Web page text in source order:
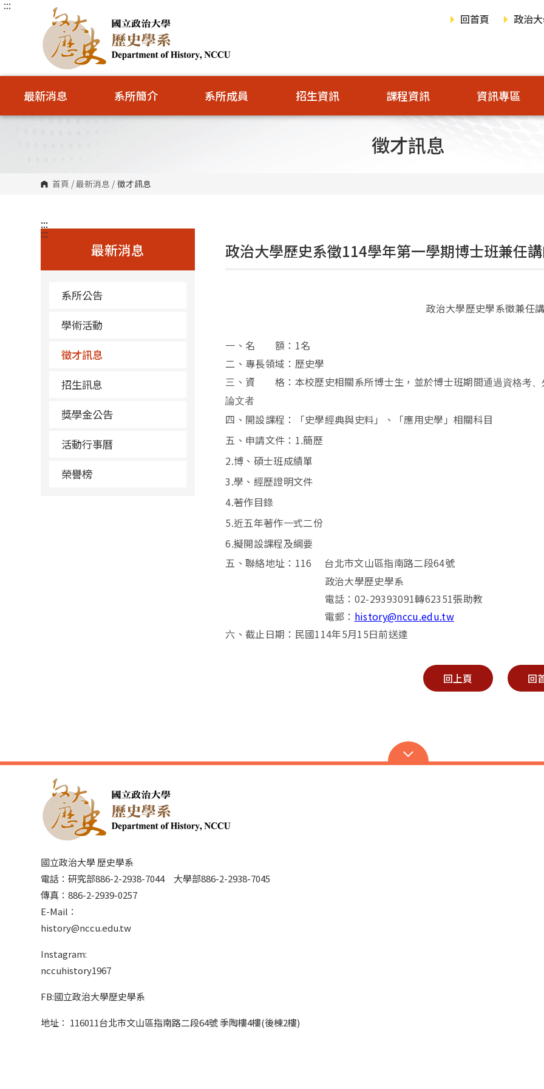
跳
塊
:::
回首頁
政治
最新消息 系所簡介 系所成員 招生資訊 課程資訊 資訊專區
徵才訊息
首頁 /最新消息 / 徵才訊息
:::
最新消息
系所公告
學術活動
徵才訊息
招生訊息
獎學金公告
活動行事曆
榮譽榜
:::
政治大學歷史系徵114學年第一學期博士班兼任
政治大學歷史學系徵兼任
一、名 額： 1名
二、專長領域：歷史學
三、資 格：本校歷史相關系所博士生，並於博士班期間通過資格考
論文者
四、開設課程：「史學經典與史料 」、「應用史學 」相關科目
五、申請文件： 1.簡歷
2.博、碩士班成績單
3.學、經歷證明文件
4.著作目錄
5.近五年著作一式二份
6.擬開設課程及綱要
五、聯絡地址： 116 台北市文山區指南路二段64號
政治大學歷史學系
電話： 02-29393091轉62351張助教
電郵： history@nccu.edu.tw
六、截止日期：民國114年5月15日前送達
回上頁 回
國立政治大學 歷史學系
電話：研究部886-2-2938-7044 大學部886-2-2938-7045
傳真：886-2-2939-0257
E-Mail：
history@nccu.edu.tw
Instagram:
nccuhistory1967
FB:國立政治大學歷史學系
地址： 116011台北市文山區指南路二段64號 季陶樓4樓(後棟2樓)